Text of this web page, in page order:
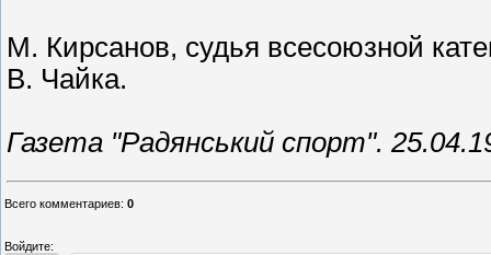
М. Кирсанов, судья всесоюзной
В. Чайка.
Газета "Радянський спорт".
Всего комментариев: 0
Войдите: